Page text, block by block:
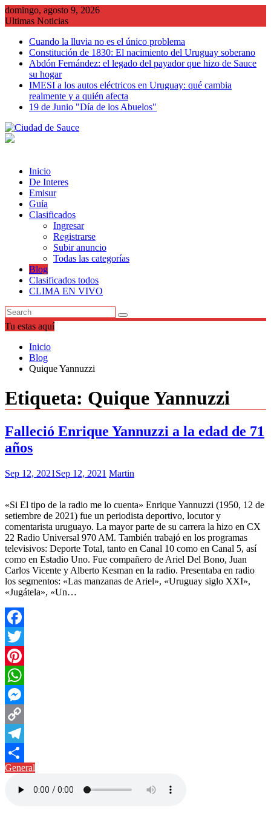
Saltar
al
domingo, agosto 9, 2026
Ultimas Noticias
Cuando la lluvia no es el único problema
Constitución de 1830: El nacimiento del Uruguay soberano
Abdón Fernández: el legado del payador que hizo de Sauce
su hogar
IMESI a los autos eléctricos en Uruguay: qué cambia
realmente y a quién afecta
19 de Junio "Día de los Abuelos"
Inicio
De Interes
Emisur
Guía
Clasificados
Ingresar
Registrarse
Subir anuncio
Todas las categorías
Blog
Clasificados todos
CLIMA EN VIVO
Tu estas aquí
Inicio
Blog
Quique Yannuzzi
Etiqueta: Quique Yannuzzi
Falleció Enrique Yannuzzi a la edad de 71
años
Sep 12, 2021 Sep 12, 2021 Martin
«Si El tipo de la radio me lo cuenta» Enrique Yannuzzi (1950, 12 de
setiembre de 2021) fue un periodista deportivo, locutor y
comentarista uruguayo. La mayor parte de su carrera la hizo en CX
22 Radio Universal 970 AM. También trabajó en los programas
televisivos: Deporte Total, tanto en Canal 10 como en Canal 5, así
como en Estadio Uno. Fue compañero de Ariel Del Bono, Juan
Carlos Vicente y Alberto Kesman en la radio. Presentaba en radio
los segmentos: «Las manzanas de Ariel», «Uruguay siglo XXI»,
«Jugátela», «Un…
Facebook
Twitter
Pinterest
WhatsApp
Messenger
Copy
Link
Telegram
Compartir
General